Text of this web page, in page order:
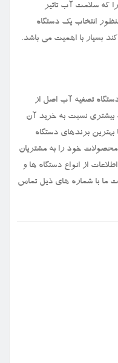
که سلامت آب تاثیر
انتخاب یک دستگاه
بسیار با اهمیت می باشد.
تصفیه آب اصل از
بیشتری نسبت به خرید آن
بهترین برندهای دستگاه
خود را به مشتریان
از انواع دستگاه ها و
ما با شماره های ذیل تماس